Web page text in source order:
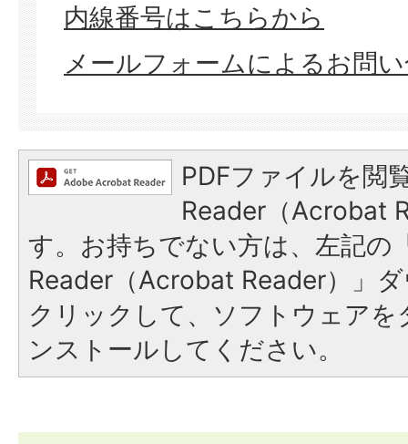
内線番号はこちらから​​​​​​​
メールフォームによるお問
PDFファイルを閲
Reader（Acrobat
す。お持ちでない方は、左記の
Reader（Acrobat Reader）」
クリックして、ソフトウェア
ンストールしてください。